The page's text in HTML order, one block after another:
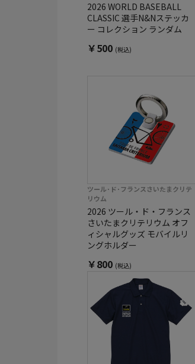
2026 WORLD BASEBALL
CLASSIC 選手N&Nステッカ
ー コレクション ランダム
￥500 (税込)
ツール･ド･フランスさいたまクリテ
リウム
2026 ツール・ド・フランス
さいたまクリテリウム オフ
ィシャルグッズ モバイルリ
ングホルダー
￥800 (税込)